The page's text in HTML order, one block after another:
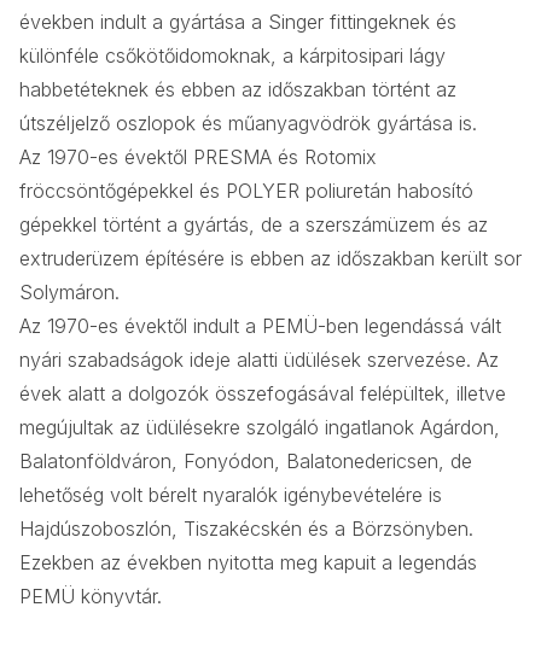
években indult a gyártása a Singer fittingeknek és
különféle csőkötőidomoknak, a kárpitosipari lágy
habbetéteknek és ebben az időszakban történt az
útszéljelző oszlopok és műanyagvödrök gyártása is.
Az 1970-es évektől PRESMA és Rotomix
fröccsöntőgépekkel és POLYER poliuretán habosító
gépekkel történt a gyártás, de a szerszámüzem és az
extruderüzem építésére is ebben az időszakban került sor
Solymáron.
Az 1970-es évektől indult a PEMÜ-ben legendássá vált
nyári szabadságok ideje alatti üdülések szervezése. Az
évek alatt a dolgozók összefogásával felépültek, illetve
megújultak az üdülésekre szolgáló ingatlanok Agárdon,
Balatonföldváron, Fonyódon, Balatonedericsen, de
lehetőség volt bérelt nyaralók igénybevételére is
Hajdúszoboszlón, Tiszakécskén és a Börzsönyben.
Ezekben az években nyitotta meg kapuit a legendás
PEMÜ könyvtár.